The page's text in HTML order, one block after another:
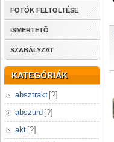
FOTÓK FELTÖLTÉSE
ISMERTETŐ
SZABÁLYZAT
KATEGÓRIÁK
absztrakt [?]
abszurd [?]
akt [?]